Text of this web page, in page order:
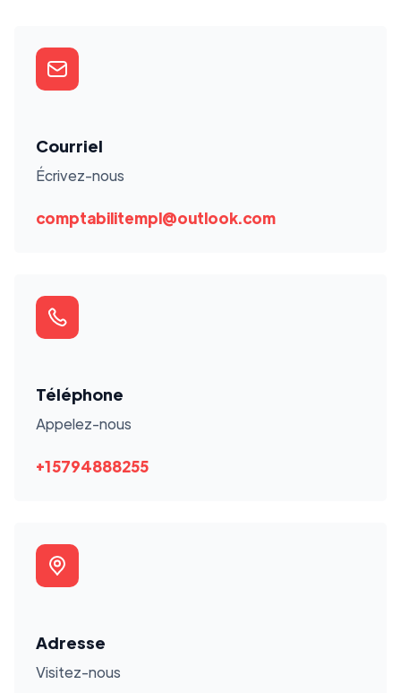
Courriel
Écrivez-nous
comptabilitempl@outlook.com
Téléphone
Appelez-nous
+15794888255
Adresse
Visitez-nous